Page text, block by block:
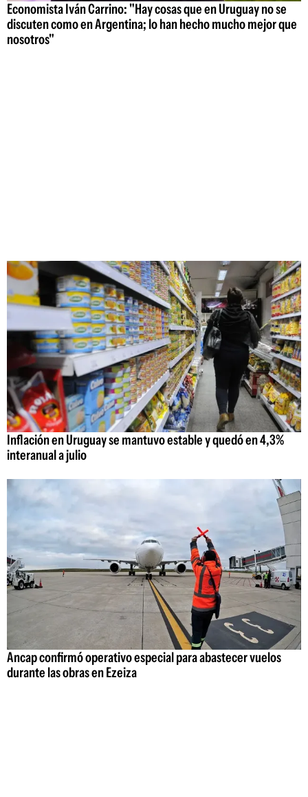
Economista Iván Carrino: "Hay cosas que en Uruguay no se
discuten como en Argentina; lo han hecho mucho mejor que
nosotros"
Inflación en Uruguay se mantuvo estable y quedó en 4,3%
interanual a julio
Ancap confirmó operativo especial para abastecer vuelos
durante las obras en Ezeiza